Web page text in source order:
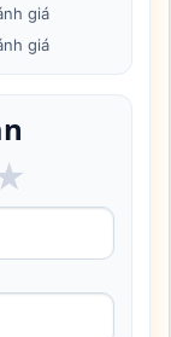
giá
giá